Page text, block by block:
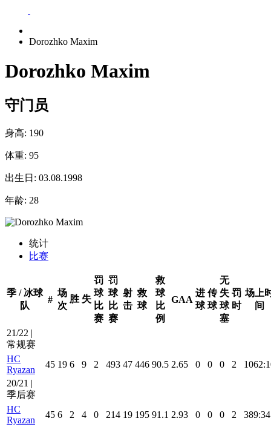
Dorozhko Maxim
Dorozhko Maxim
守门员
身高: 190
体重: 95
出生日: 03.08.1998
年龄: 28
统计
比赛
季 / 冰球
队
#
场
次
胜 失
罚
球
比
赛
罚
球
比
赛
射
击
救
球
救
球
比
例
GAA
进
球
传
球
无
失
球
塞
罚
时
场上
间
21/22 |
常规赛
HC
Ryazan
45 19 6 9 2 493 47 446 90.5 2.65 0 0 0 2
20/21 |
季后赛
HC
Ryazan
45 6 2 4 0 214 19 195 91.1 2.93 0 0 0 2
389:34